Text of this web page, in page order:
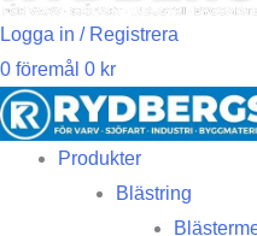
Logga in / Registrera
0 föremål 0 kr
Produkter
Blästring